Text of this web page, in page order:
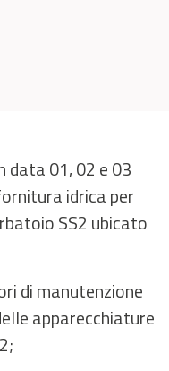
data 01, 02 e 03
idrica per
SS2 ubicato
di manutenzione
apparecchiature